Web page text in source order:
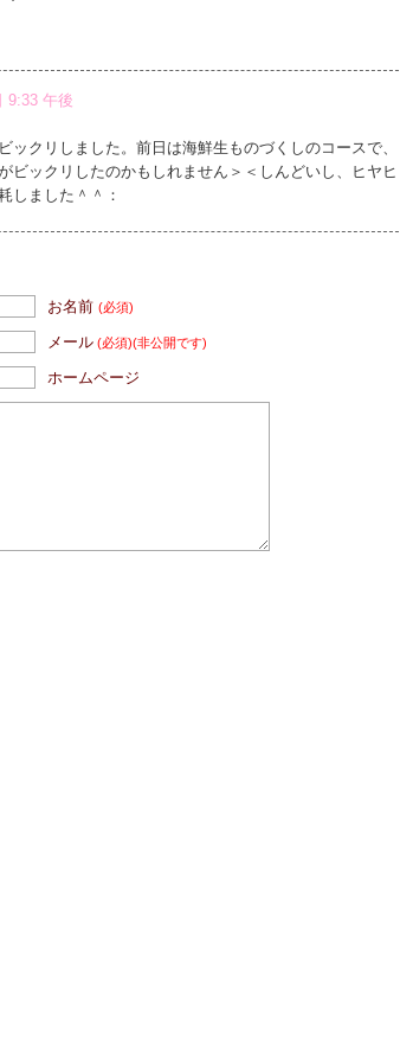
9:33 午後
ックリしました。前日は海鮮生ものづくしのコースで、
ビックリしたのかもしれません＞＜しんどいし、ヒヤヒ
しました＾＾：
お名前 (必須)
メール (必須)(非公開です)
ホームページ